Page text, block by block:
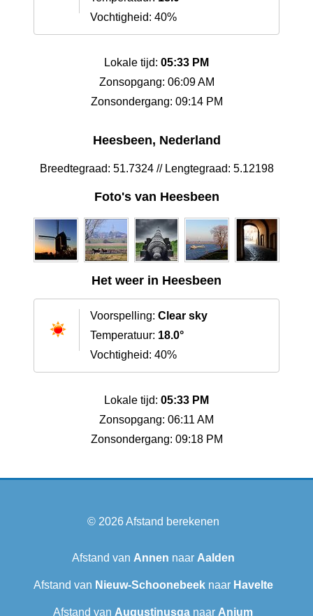
Vochtigheid: 40%
Lokale tijd: 05:33 PM
Zonsopgang: 06:09 AM
Zonsondergang: 09:14 PM
Heesbeen, Nederland
Breedtegraad: 51.7324 // Lengtegraad: 5.12198
Foto's van Heesbeen
Het weer in Heesbeen
Voorspelling: Clear sky
Temperatuur: 18.0°
Vochtigheid: 40%
Lokale tijd: 05:33 PM
Zonsopgang: 06:11 AM
Zonsondergang: 09:18 PM
© 2026Afstand berekenen
Afstand van Annen naar Aalden
Afstand van Nieuw-Schoonebeeknaar Havelte
Afstand van Augustinusga naar Anjum